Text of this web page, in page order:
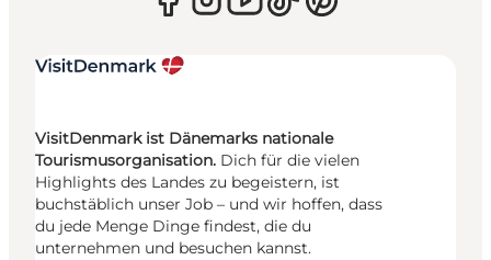
VisitDenmark ist Dänemarks nationale
Tourismusorganisation. Dich für die vielen
Highlights des Landes zu begeistern, ist
buchstäblich unser Job – und wir hoffen, dass
du jede Menge Dinge findest, die du
unternehmen und besuchen kannst.